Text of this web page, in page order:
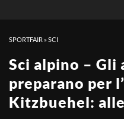
SPORTFAIR »SCI
Sci alpino – Gli
preparano per
Kitzbuehel: